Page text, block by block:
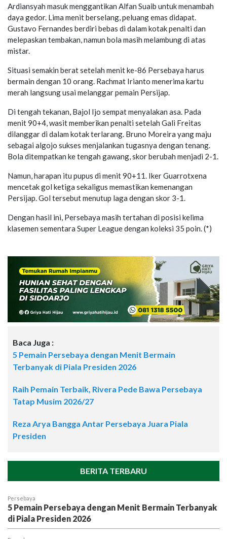
Ardiansyah masuk menggantikan Alfan Suaib untuk menambah
daya gedor. Lima menit berselang, peluang emas didapat.
Gustavo Fernandes berdiri bebas di dalam kotak penalti dan
melepaskan tembakan, namun bola masih melambung di atas
mistar.
Situasi semakin berat setelah menit ke-86 Persebaya harus
bermain dengan 10 orang. Rachmat Irianto menerima kartu
merah langsung usai melanggar pemain Persijap.
Di tengah tekanan, Bajol Ijo sempat menyalakan asa. Pada
menit 90+4, wasit memberikan penalti setelah Gali Freitas
dilanggar di dalam kotak terlarang. Bruno Moreira yang maju
sebagai algojo sukses menjalankan tugasnya dengan tenang.
Bola ditempatkan ke tengah gawang, skor berubah menjadi 2-1.
Namun, harapan itu pupus di menit 90+11. Iker Guarrotxena
mencetak gol ketiga sekaligus memastikan kemenangan
Persijap. Gol tersebut menutup laga dengan skor 3-1.
Dengan hasil ini, Persebaya masih tertahan di posisi kelima
klasemen sementara Super League dengan koleksi 35 poin. (*)
Baca Juga :
5 Pemain Persebaya dengan Menit Bermain
Terbanyak di Piala Presiden 2026
Raih Pemain Terbaik, Rivera Pede Bawa Persebaya
Tatap Musim 2026/27
Reza Arya Bangga Antar Persebaya Juara Piala
Presiden
BERITA TERBARU
Persebaya
5 Pemain Persebaya dengan Menit Bermain Terbanyak
di Piala Presiden 2026